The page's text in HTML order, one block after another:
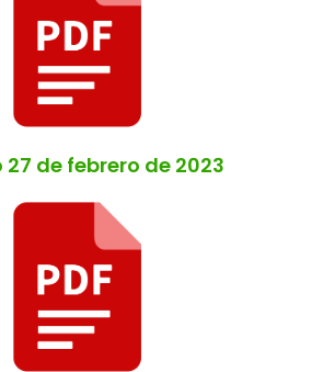
27 de febrero de 2023